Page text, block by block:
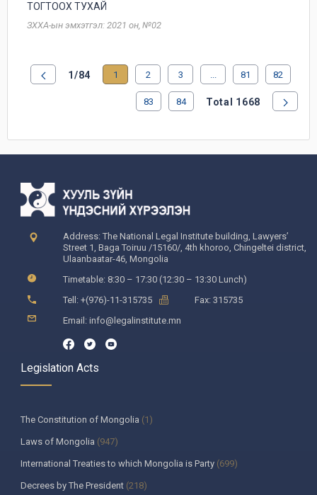
ТОГТООХ ТУХАЙ
ЗХХА-ын эмхэтгэл: 2021 он, №02
1/84 1 2 3 ... 81 82
83 84 Total 1668
Address: The National Legal Institute building, Lawyers’
Street 1, Baga Toiruu /15160/, 4th khoroo, Chingeltei district,
Ulaanbaatar-46, Mongolia
Timetable: 8:30 – 17:30 (12:30 – 13:30 Lunch)
Tell: +(976)-11-315735
Fax: 315735
Email: info@legalinstitute.mn
Legislation Acts
The Constitution of Mongolia (1)
Laws of Mongolia (947)
International Treaties to which Mongolia is Party (699)
Decrees by The President (218)